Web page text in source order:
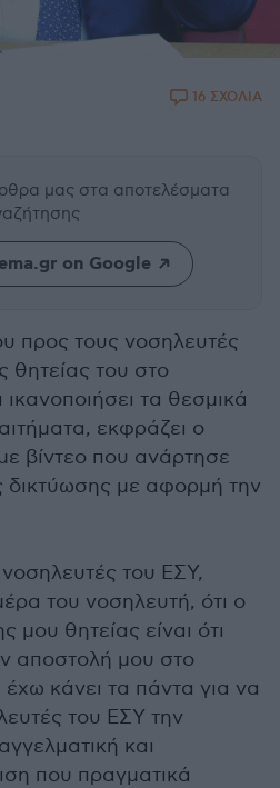
16 ΣΧΟΛΙΑ
μας στα αποτελέσματα
on Google
προς τους νοσηλευτές
θητείας του στο
τα θεσμικά
εκφράζει ο
βίντεο που ανάρτησε
δικτύωσης με αφορμή την
του ΕΣΥ,
του νοσηλευτή, ότι ο
μου θητείας είναι ότι
αποστολή μου στο
κάνει τα πάντα για να
του ΕΣΥ την
και
που πραγματικά